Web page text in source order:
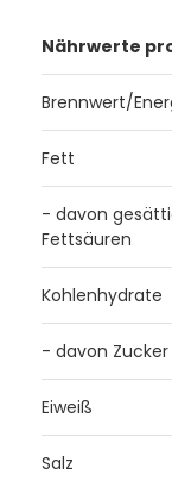
Nährwerte
Brennwert/
Fett
- davon
Fettsäuren
Kohlenhydrate
- davon Zucker
Eiweiß
Salz